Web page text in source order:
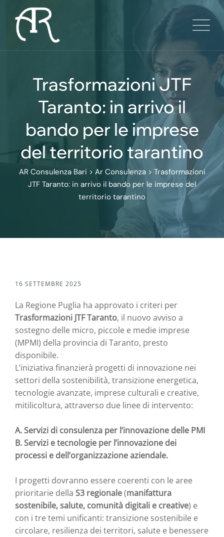
content
Trasformazioni JTF
Taranto: in arrivo il
bando per le imprese
del territorio tarantino
AR Consulenza Bari > Ar Consulenza> Trasformazioni
JTF Taranto: in arrivo il bando per le imprese del
territorio tarantino
16 SETTEMBRE 2025
La Regione Puglia ha approvato i criteri per
Trasformazioni JTF Taranto, il nuovo avviso a
sostegno delle micro, piccole e medie imprese
(MPMI) della provincia di Taranto, presto
disponibile.
L’iniziativa finanzierà progetti di innovazione nei
settori della sostenibilità, transizione energetica,
tecnologie avanzate, imprese culturali e creative,
mitilicoltura, attraverso due linee di intervento:
A. Servizi di consulenza per l’innovazione delle PMI
B. Servizi e tecnologie per l’innovazione dei
processi e dell’organizzazione aziendale.
I progetti dovranno essere coerenti con le aree
prioritarie della S3 regionale(manifattura
sostenibile, salute, comunità digitali e creative) e
con i tre temi unificanti: transizione sostenibile e
circolare, resilienza dei territori, salute e benessere